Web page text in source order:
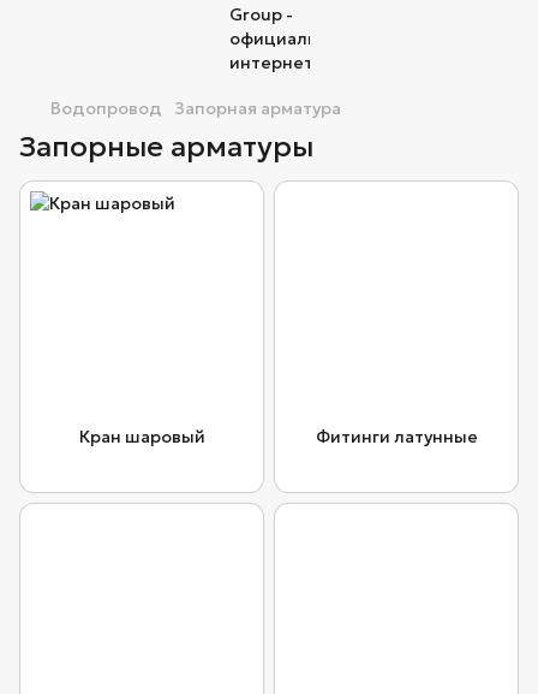
Водопровод Запорная арматура
Запорные арматуры
Кран шаровый Фитинги латунные